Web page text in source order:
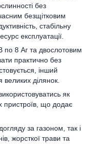
без
безщітковим
стабільну
експлуатації.
по 8 Аг та двослотовим
практично без
інший
ділянок.
як
пристроїв, що додає
за газоном, так і
жорсткої трави та